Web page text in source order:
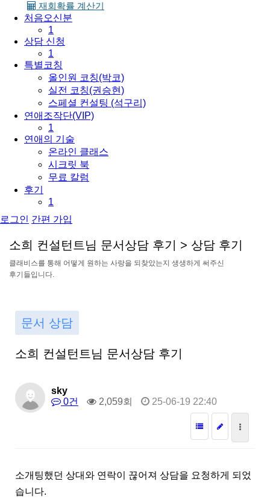
재회확률 계산기
처음오신분
1
상담 신청
1
특별코칭
올인원 코칭(박코)
실전 코칭(권승현)
스페셜 컨설팅 (석구리)
연애조작단(VIP)
1
연애의 기술
온라인 클래스
시크릿 북
무료 칼럼
후기
1
로그인 간편 가입
소희 컨설 턴 트 님 문서 상담 후기 > 상담 후기
클래 비 스를 통해 어 떻게 원하는 사랑을 되 찾았는지 생생하게 써 주신
후기 들입 니 다.
문서 상담
소희 컨설턴트님 문서상담 후기
sky
0건
2,059회 25-06-19 22:40
소개팅했던 상대와 연락이 끊어져 상담을 요청하게 되었
습니다.